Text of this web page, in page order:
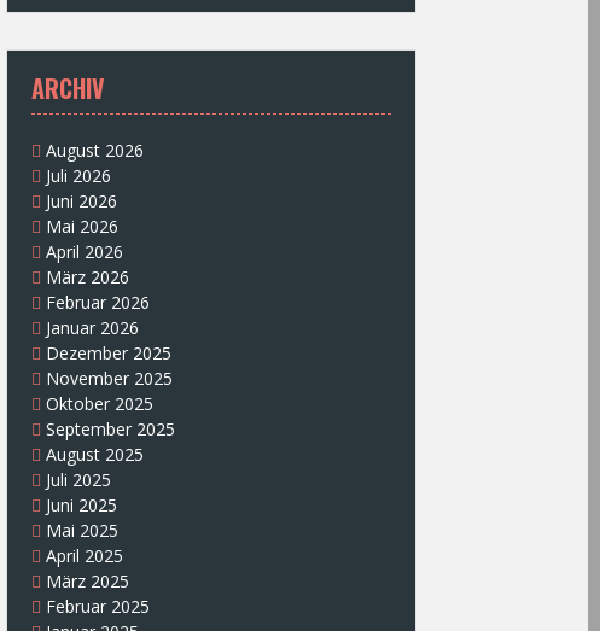
ARCHIV
August 2026
Juli 2026
Juni 2026
Mai 2026
April 2026
März 2026
Februar 2026
Januar 2026
Dezember 2025
November 2025
Oktober 2025
September 2025
August 2025
Juli 2025
Juni 2025
Mai 2025
April 2025
März 2025
Februar 2025